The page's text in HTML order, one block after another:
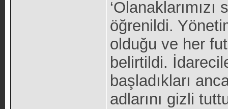
öğrenildi.
olduğu ve her
belirtildi.
başladıkları
adlarını gizli